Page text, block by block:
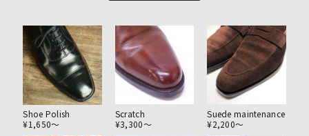
Shoe Polish
¥1,650〜
Scratch
¥3,300〜
Suede maintenance
¥2,200〜